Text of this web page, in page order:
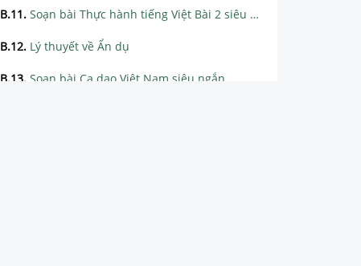
B.11. Soạn bài Thực hành tiếng Việt Bài 2 siêu ngắn
B.12. Lý thuyết về Ẩn dụ
B.13. Soạn bài Ca dao Việt Nam siêu ngắn